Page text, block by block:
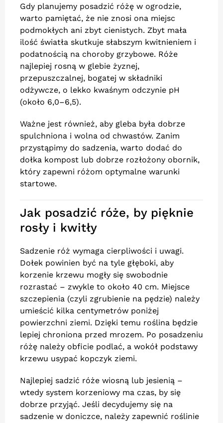
Gdy planujemy posadzić różę w ogrodzie,
warto pamiętać, że nie znosi ona miejsc
podmokłych ani zbyt cienistych. Zbyt mała
ilość światła skutkuje słabszym kwitnieniem i
podatnością na choroby grzybowe. Róże
najlepiej rosną w glebie żyznej,
przepuszczalnej, bogatej w składniki
odżywcze, o lekko kwaśnym odczynie pH
(około 6,0–6,5).
Ważne jest również, aby gleba była dobrze
spulchniona i wolna od chwastów. Zanim
przystąpimy do sadzenia, warto dodać do
dołka kompost lub dobrze rozłożony obornik,
który zapewni różom optymalne warunki
startowe.
Jak posadzić róże, by pięknie
rosły i kwitły
Sadzenie róż wymaga cierpliwości i uwagi.
Dołek powinien być na tyle głęboki, aby
korzenie krzewu mogły się swobodnie
rozrastać – zwykle to około 40 cm. Miejsce
szczepienia (czyli zgrubienie na pędzie) należy
umieścić kilka centymetrów poniżej
powierzchni ziemi. Dzięki temu roślina będzie
lepiej chroniona przed mrozem. Po posadzeniu
różę należy obficie podlać, a wokół podstawy
krzewu usypać kopczyk ziemi.
Najlepiej sadzić róże wiosną lub jesienią –
wtedy system korzeniowy ma czas, by się
dobrze przyjąć. Jeśli decydujemy się na
sadzenie w doniczce, należy zapewnić roślinie